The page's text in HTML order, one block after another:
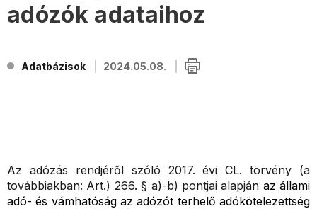
adózók adataihoz
Adatbázisok 2024.05.08.
Az adózás rendjéről szóló 2017. évi CL. törvény (a
továbbiakban: Art.) 266. § a)-b) pontjai alapján az állami
adó- és vámhatóság az adózót terhelő adókötelezettség